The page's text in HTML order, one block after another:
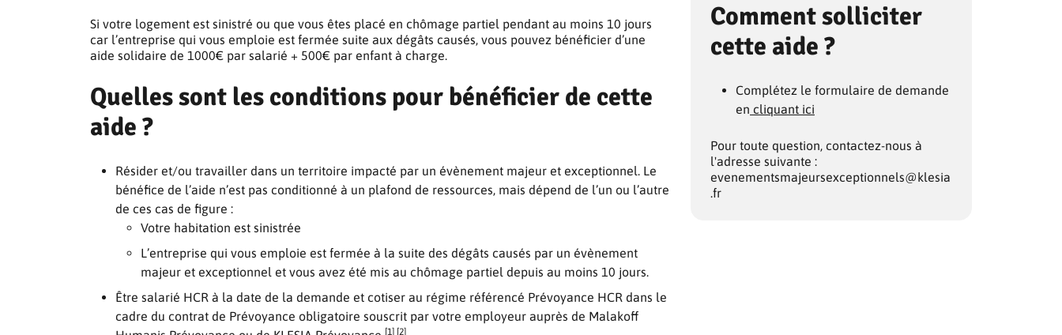
Si votre logement est sinistré ou que vous êtes placé en chômage partiel pendant au moins 10 jours
car l’entreprise qui vous emploie est fermée suite aux dégâts causés, vous pouvez bénéficier d’une
aide solidaire de 1000€ par salarié + 500€ par enfant à charge.
Quelles sont les conditions pour bénéficier de cette
aide ?
Résider et/ou travailler dans un territoire impacté par un évènement majeur et exceptionnel. Le
bénéfice de l’aide n’est pas conditionné à un plafond de ressources, mais dépend de l’un ou l’autre
de ces cas de figure :
Votre habitation est sinistrée
L’entreprise qui vous emploie est fermée à la suite des dégâts causés par un évènement
majeur et exceptionnel et vous avez été mis au chômage partiel depuis au moins 10 jours.
Être salarié HCR à la date de la demande et cotiser au régime référencé Prévoyance HCR dans le
cadre du contrat de Prévoyance obligatoire souscrit par votre employeur auprès de Malakoff
[1] [2]
Comment solliciter
cette aide ?
Complétez le formulaire de demande
en cliquant ici
Pour toute question, contactez-nous à
l'adresse suivante :
evenementsmajeursexceptionnels@klesia
.fr